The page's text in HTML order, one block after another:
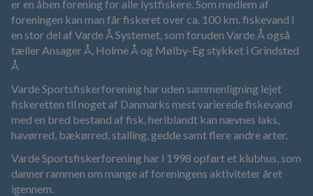
er en åben forening for alle lystfiskere. Som medlem af
foreningen kan man får fiskeret over ca. 100 km. fiskevand i
en stor del af Varde Å Systemet, som foruden Varde Å også
tæller Ansager Å, Holme Å og Mølby-Eg stykket i Grindsted
Å
Varde Sportsfiskerforening har uden sammenligning lejet
fiskeretten til noget af Danmarks mest varierede fiskevand
med en bred bestand af fisk, heriblandt kan nævnes laks,
havørred, bækørred, stalling, gedde samt flere andre arter.
Varde Sportsfiskerforening har i 1998 opført et klubhus, som
danner rammen om mange af foreningens aktiviteter året
igennem.